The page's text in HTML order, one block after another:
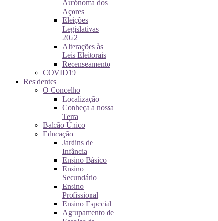
Autónoma dos
Açores
Eleições
Legislativas
2022
Alterações às
Leis Eleitorais
Recenseamento
COVID19
Residentes
O Concelho
Localização
Conheça a nossa
Terra
Balcão Único
Educação
Jardins de
Infância
Ensino Básico
Ensino
Secundário
Ensino
Profissional
Ensino Especial
Agrupamento de